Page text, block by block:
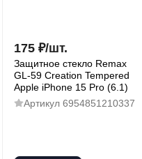
175 ₽/шт.
Защитное стекло Remax
GL-59 Creation Tempered
Apple iPhone 15 Pro (6.1)
Артикул 6954851210337